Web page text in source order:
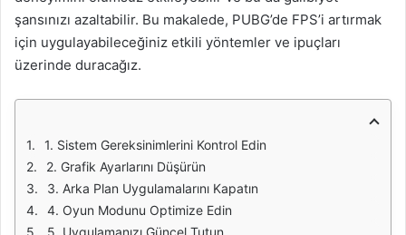
şansınızı azaltabilir. Bu makalede, PUBG’de FPS’i artırmak
için uygulayabileceğiniz etkili yöntemler ve ipuçları
üzerinde duracağız.
1. Sistem Gereksinimlerini Kontrol Edin
2. Grafik Ayarlarını Düşürün
3. Arka Plan Uygulamalarını Kapatın
4. Oyun Modunu Optimize Edin
5. Uygulamanızı Güncel Tutun